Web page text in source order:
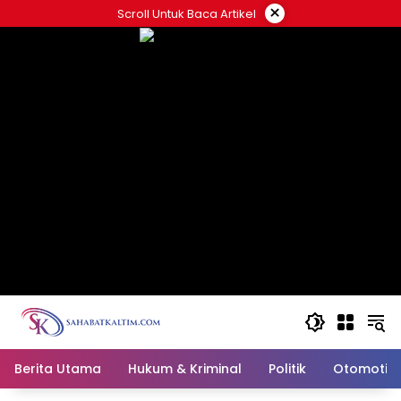
to
Scroll Untuk Baca Artikel ×
Berita Utama Hukum & Kriminal Politik Otomotif